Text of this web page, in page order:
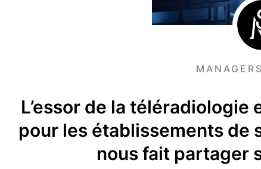
L’essor de la
pour les établissements de
nous fait partager